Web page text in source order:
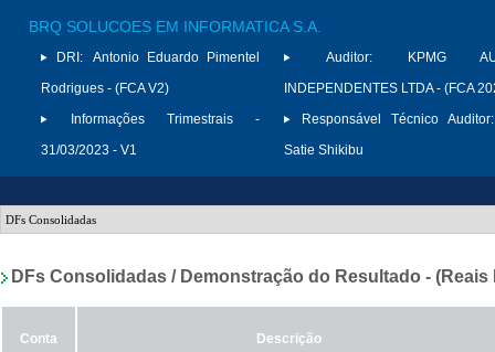
BRQ SOLUCOES EM INFORMATICA S.A.
DRI:
Antonio Eduardo Pimentel
Rodrigues - (FCA V2)
Informações Trimestrais -
31/03/2023 - V1
Auditor:
KPMG
INDEPENDENTES LTDA - (FCA
Responsável Técnico Auditor:
Satie Shikibu